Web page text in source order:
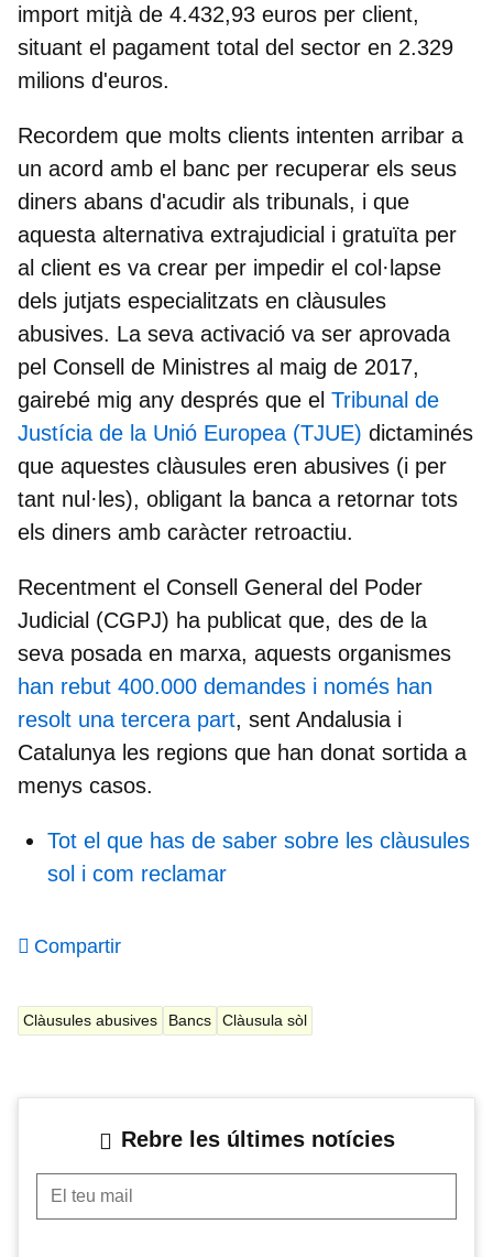
import mitjà de 4.432,93 euros per client,
situant el pagament total del sector en 2.329
milions d'euros.
Recordem que molts clients intenten arribar a
un acord amb el banc per recuperar els seus
diners abans d'acudir als tribunals, i que
aquesta alternativa extrajudicial i gratuïta per
al client es va crear per impedir el col·lapse
dels jutjats especialitzats en clàusules
abusives. La seva activació va ser aprovada
pel Consell de Ministres al maig de 2017,
gairebé mig any després que el Tribunal de
Justícia de la Unió Europea (TJUE) dictaminés
que aquestes clàusules eren abusives (i per
tant nul·les), obligant la banca a retornar tots
els diners amb caràcter retroactiu.
Recentment el Consell General del Poder
Judicial (CGPJ) ha publicat que, des de la
seva posada en marxa, aquests organismes
han rebut 400.000 demandes i només han
resolt una tercera part, sent Andalusia i
Catalunya les regions que han donat sortida a
menys casos.
Tot el que has de saber sobre les clàusules
sol i com reclamar
Compartir
Clàusules abusives Bancs Clàusula sòl
Rebre les últimes notícies
El teu mail